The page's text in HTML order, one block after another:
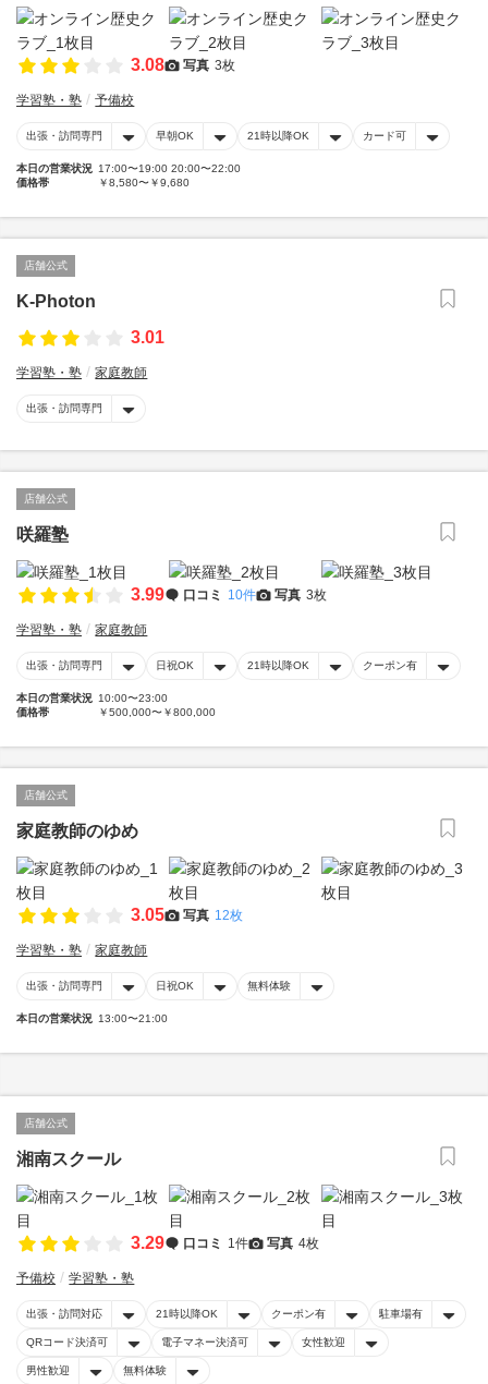
3.08 写真 3枚
学習塾・塾 予備校
出張・訪問専門 早朝OK 21時以降OK カード可
本日の営業状況 17:00〜19:00 20:00〜22:00
価格帯
￥8,580〜￥9,680
店舗公式
K-Photon
3.01
学習塾・塾 家庭教師
出張・訪問専門
店舗公式
咲羅塾
3.99 口コミ 10件 写真 3枚
学習塾・塾 家庭教師
出張・訪問専門 日祝OK 21時以降OK クーポン有
本日の営業状況 10:00〜23:00
価格帯
￥500,000〜￥800,000
店舗公式
家庭教師のゆめ
3.05 写真 12枚
学習塾・塾 家庭教師
出張・訪問専門 日祝OK 無料体験
本日の営業状況 13:00〜21:00
店舗公式
湘南スクール
3.29 口コミ 1件 写真 4枚
予備校 学習塾・塾
出張・訪問対応 21時以降OK クーポン有 駐車場有
QRコード決済可 電子マネー決済可 女性歓迎
男性歓迎 無料体験